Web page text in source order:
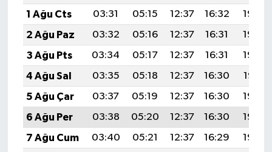
1 Ağu Cts
03:31 05:15 12:37 16:32
19:50
2 Ağu Paz
03:32 05:16 12:37 16:31
19:49
3 Ağu Pts
03:34 05:17 12:37 16:31
19:48
4 Ağu Sal
03:35 05:18 12:37 16:30
19:47
5 Ağu Çar
03:37 05:19 12:37 16:30
19:45
6 Ağu Per
03:38 05:20 12:37 16:30
19:44
7 Ağu Cum
03:40 05:21 12:37 16:29
19:43